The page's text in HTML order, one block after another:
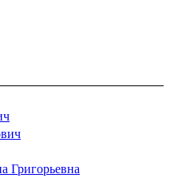
Григорьевна